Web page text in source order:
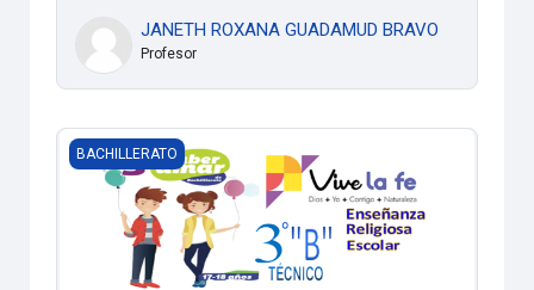
JANETH ROXANA GUADAMUD BRAVO
Profesor
3RO. TEC."B" Religión/Saber Amar- VESPERTINA
BACHILLERATO